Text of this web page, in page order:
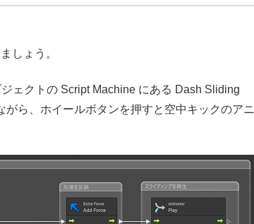
しょう。
ェクトの Script Machine にある Dash Sliding
ら、ホイールボタンを押すと空中キックのアニ